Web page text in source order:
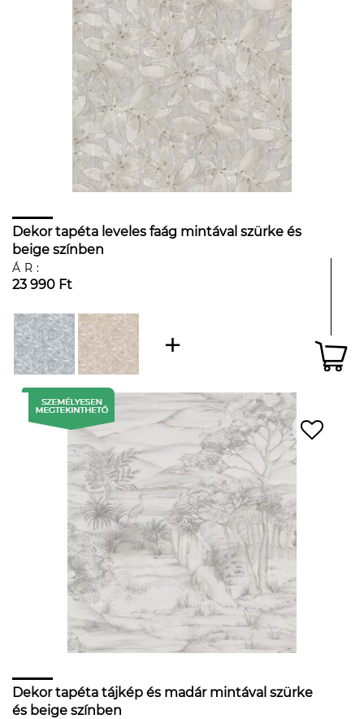
Dekor tapéta leveles faág mintával szürke és
beige színben
ÁR:
23 990 Ft
Dekor tapéta tájkép és madár mintával szürke
és beige színben